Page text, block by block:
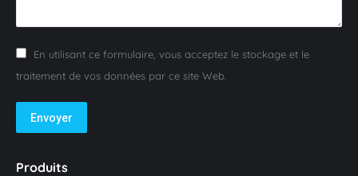
En utilisant ce formulaire, vous acceptez le stockage et le
traitement de vos données par ce site Web.
Envoyer
Produits